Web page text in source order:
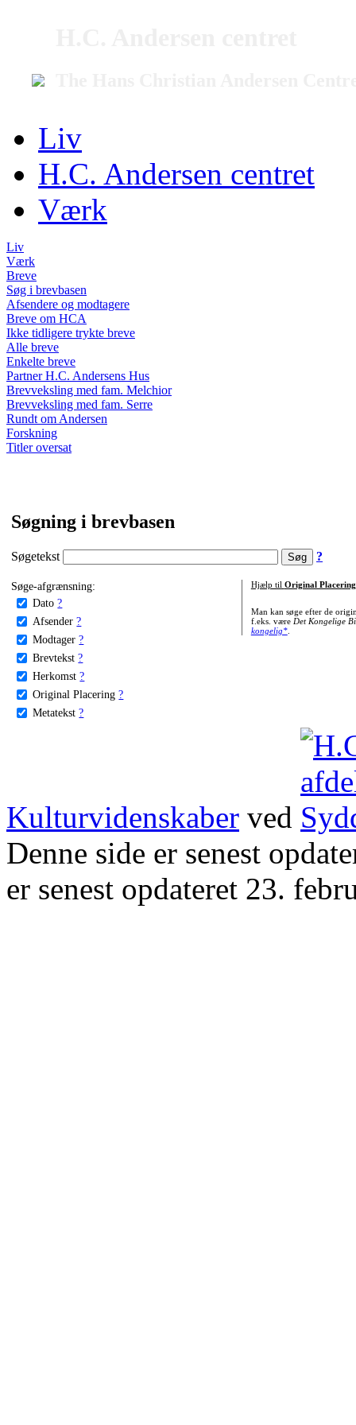
Liv
H.C. Andersen centret
Værk
Liv
Værk
Breve
Søg i brevbasen
Afsendere og modtagere
Breve om HCA
Ikke tidligere trykte breve
Alle breve
Enkelte breve
Partner H.C. Andersens Hus
Brevveksling med fam. Melchior
Brevveksling med fam. Serre
Rundt om Andersen
Forskning
Titler oversat
Søgning i brevbasen
Søgetekst ?
Søge-afgrænsning:
Dato ?
Afsender ?
Modtager ?
Brevtekst ?
Herkomst ?
Original Placering ?
Metatekst ?
Hjælp til Original Placering
Man kan søge efter de
f.eks. være Det Kongelige
kongelig*.
Kulturvidenskaber ved
Denne side er senest
er senest opdateret 23.